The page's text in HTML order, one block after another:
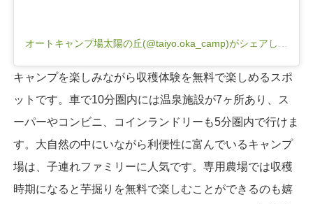
キャンプを楽しみながら収穫体験を無料で楽しめるスポ
ットです。車で10分圏内には温泉施設が7ヶ所あり、ス
ーパーやコンビニ、コインランドリーも5分圏内で行けま
す。大自然の中にいながら利便性に富んでいるキャンプ
場は、子連れファミリーに人気です。専用農場では収穫
時期になると芋掘りを無料で楽しむことができるのも嬉